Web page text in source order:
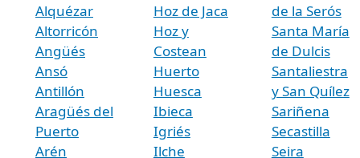
Alquézar
Altorricón
Angüés
Ansó
Antillón
Aragüés del
Puerto
Arén
Hoz de Jaca
Hoz y
Costean
Huerto
Huesca
Ibieca
Igriés
Ilche
de la Serós
Santa María
de Dulcis
Santaliestra
y San Quílez
Sariñena
Secastilla
Seira